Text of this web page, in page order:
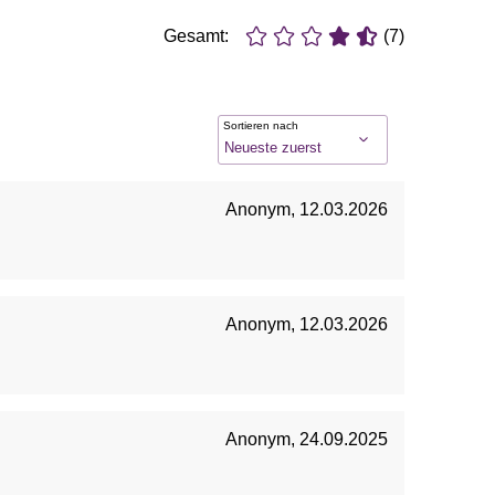
Gesamt: (7)
Sortieren nach
Anonym, 12.03.2026
Anonym, 12.03.2026
Anonym, 24.09.2025